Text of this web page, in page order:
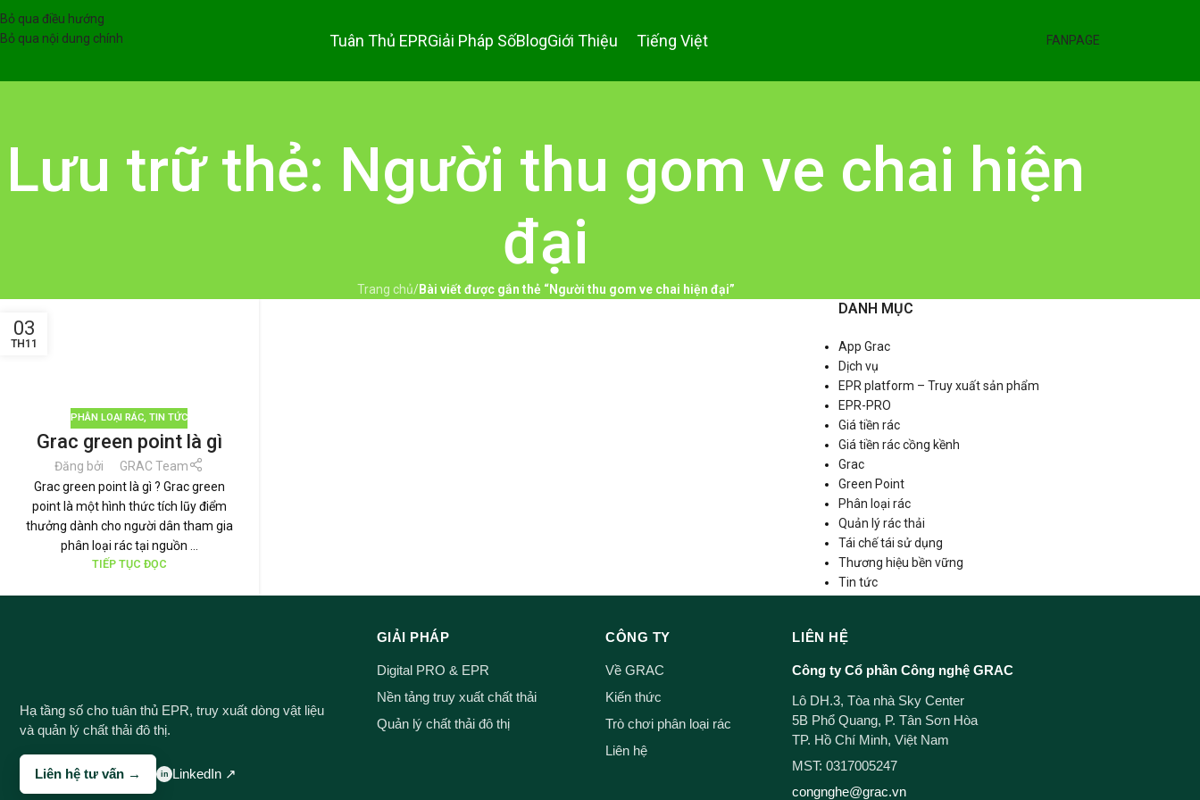
Bỏ qua điều hướng
Bỏ qua nội dung chính
Tuân Thủ EPRGiải Pháp SốBlogGiới Thiệu Tiếng Việt FANPAGE
Lưu trữ thẻ: Người thu gom ve chai hiện
đại
Trang chủ/Bài viết được gắn thẻ “Người thu gom ve chai hiện đại”
03
TH11
PHÂN LOẠI RÁC,TIN TỨC
Grac green point là gì
Đăng bởi
GRAC Team
Grac green point là gì ? Grac green
point là một hình thức tích lũy điểm
thưởng dành cho người dân tham gia
phân loại rác tại nguồn ...
TIẾP TỤC ĐỌC
DANH MỤC
App Grac
Dịch vụ
EPR platform – Truy xuất sản phẩm
EPR-PRO
Giá tiền rác
Giá tiền rác cồng kềnh
Grac
Green Point
Phân loại rác
Quản lý rác thải
Tái chế tái sử dụng
Thương hiệu bền vững
Tin tức
Hạ tầng số cho tuân thủ EPR, truy xuất dòng vật liệu
và quản lý chất thải đô thị.
Liên hệ tư vấn → LinkedIn ↗
GIẢI PHÁP
Digital PRO & EPR
Nền tảng truy xuất chất thải
Quản lý chất thải đô thị
CÔNG TY
Về GRAC
Kiến thức
Trò chơi phân loại rác
Liên hệ
LIÊN HỆ
Công ty Cổ phần Công nghệ GRAC
Lô DH.3, Tòa nhà Sky Center
5B Phổ Quang, P. Tân Sơn Hòa
TP. Hồ Chí Minh, Việt Nam
MST: 0317005247
congnghe@grac.vn